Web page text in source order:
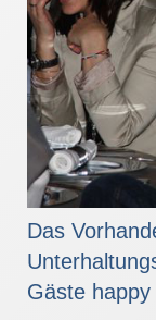
Das
Gäste happy